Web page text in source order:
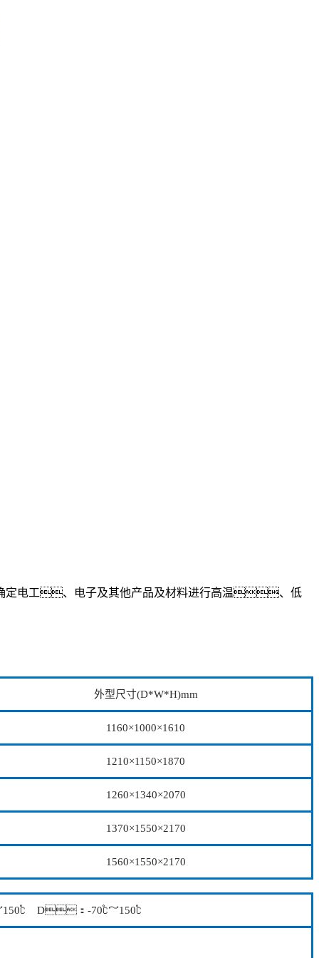
电工、电子及其他产品及材料进行高温、低
外型尺寸(D*W*H)mm
1160×1000×1610
1210×1150×1870
1260×1340×2070
1370×1550×2170
1560×1550×2170
D：-70℃～150℃